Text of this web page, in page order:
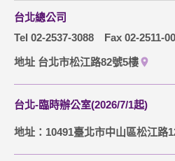
取消訂單說明
隱私權保護政策
台北總公司
Tel 02-2537-3088
Fax 02-2511-
地址 台北市松江路82號5樓
台北-臨時辦公室(2026/7/1起)
地址：10491臺北市中山區松江路